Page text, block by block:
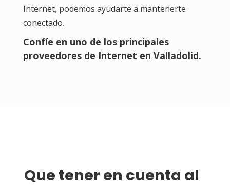
Internet, podemos ayudarte a mantenerte
conectado.
Confíe en uno de los principales
proveedores de Internet en Valladolid.
Que tener en cuenta al